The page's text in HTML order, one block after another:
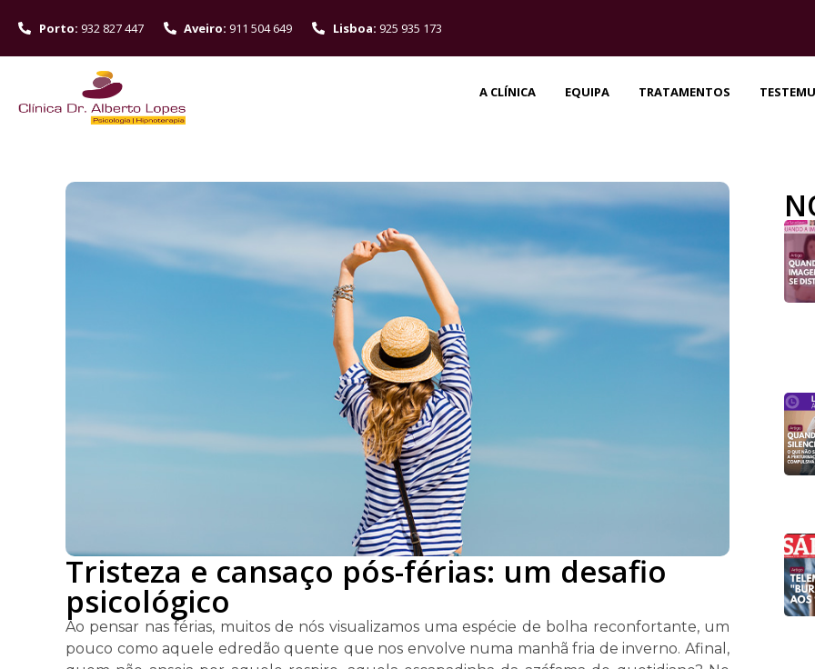
Porto: 932 827 447 Aveiro: 911 504 649 Lisboa: 925 935 173
A CLÍNICA EQUIPA TRATAMENTOS
Tristeza e cansaço pós-férias: um desafio
psicológico
Ao pensar nas férias, muitos de nós visualizamos uma espécie de bolha reconfortante, um
pouco como aquele edredão quente que nos envolve numa manhã fria de inverno. Afinal,